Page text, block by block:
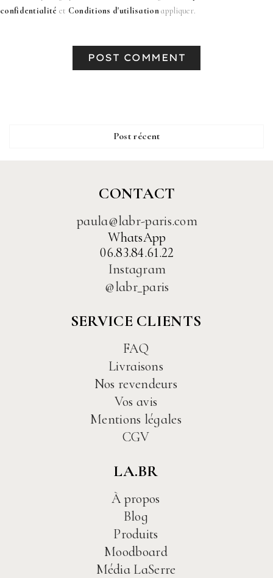
confidentialité et Conditions d'utilisationappliquer.
Post récent
CONTACT
paula@labr-paris.com
WhatsApp
06.83.84.61.22
Instagram
@labr_paris
SERVICE CLIENTS
FAQ
Livraisons
Nos revendeurs
Vos avis
Mentions légales
CGV
LA.BR
À propos
Blog
Produits
Moodboard
Média LaSerre